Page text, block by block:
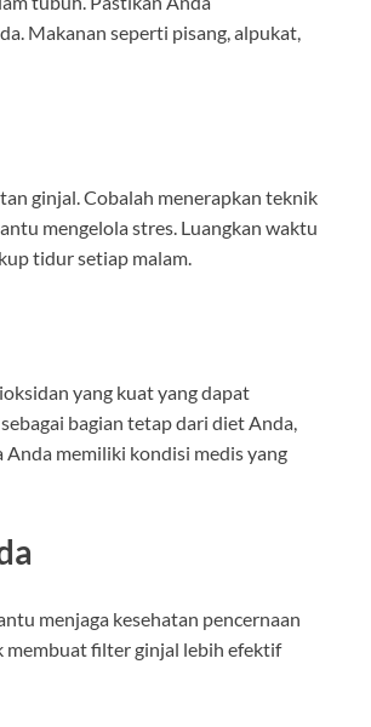
Makanan seperti pisang, alpukat,
ginjal. Cobalah menerapkan teknik
mengelola stres. Luangkan waktu
tidur setiap malam.
yang kuat yang dapat
bagian tetap dari diet Anda,
memiliki kondisi medis yang
menjaga kesehatan pencernaan
membuat filter ginjal lebih efektif